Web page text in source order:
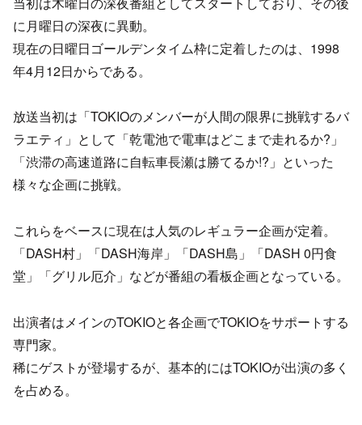
に月曜日の深夜に異動。
現在の日曜日ゴールデンタイム枠に定着したのは、1998
年4月12日からである。
放送当初は「TOKIOのメンバーが人間の限界に挑戦するバ
ラエティ」として「乾電池で電車はどこまで走れるか?」
「渋滞の高速道路に自転車長瀬は勝てるか!?」といった
様々な企画に挑戦。
これらをベースに現在は人気のレギュラー企画が定着。
「DASH村」「DASH海岸」「DASH島」「DASH 0円食
堂」「グリル厄介」などが番組の看板企画となっている。
出演者はメインのTOKIOと各企画でTOKIOをサポートする
専門家。
稀にゲストが登場するが、基本的にはTOKIOが出演の多く
を占める。